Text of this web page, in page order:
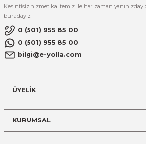
Kesintisiz hizmet kalitemiz ile her zaman
buradayız!
0 (501) 955 85 00
0 (501) 955 85 00
bilgi@e-yolla.com
ÜYELİK
KURUMSAL